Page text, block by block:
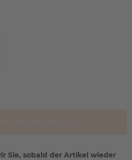
Sie, sobald der Artikel wieder